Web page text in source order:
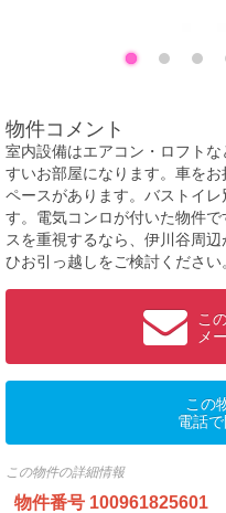
物件コメント
室内設備はエアコン・ロフト
すいお部屋になります。車を
ペースがあります。バストイ
す。電気コンロが付いた物件
スを重視するなら、伊川谷周
ひお引っ越しをご検討ください
こ
メ
この
電話
この物件の詳細情報
物件番号 100961825601